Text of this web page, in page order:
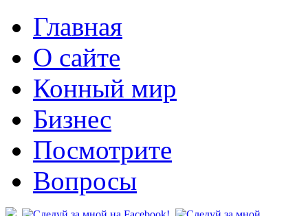
Главная
О сайте
Конный мир
Бизнес
Посмотрите
Вопросы